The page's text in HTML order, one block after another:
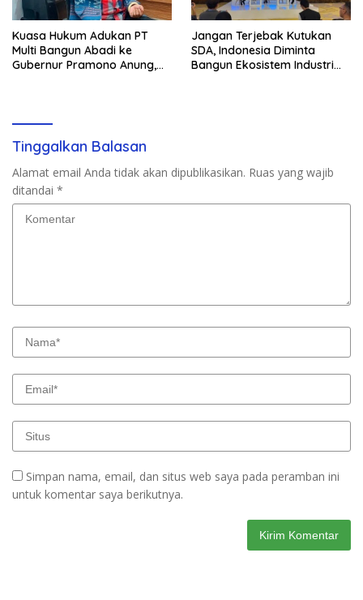
Kuasa Hukum Adukan PT
Multi Bangun Abadi ke
Gubernur Pramono Anung,
Jangan Terjebak Kutukan
SDA, Indonesia Diminta
Bangun Ekosistem Industri
Tinggalkan Balasan
Alamat email Anda tidak akan dipublikasikan. Ruas yang wajib
ditandai *
Simpan nama, email, dan situs web saya pada peramban ini
untuk komentar saya berikutnya.